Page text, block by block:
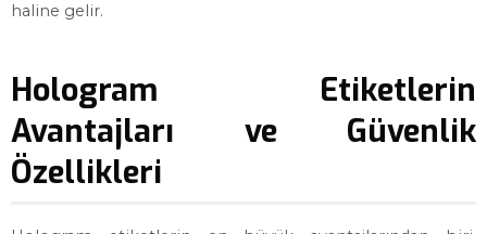
haline gelir.
Hologram Etiketlerin
Avantajları ve Güvenlik
Özellikleri